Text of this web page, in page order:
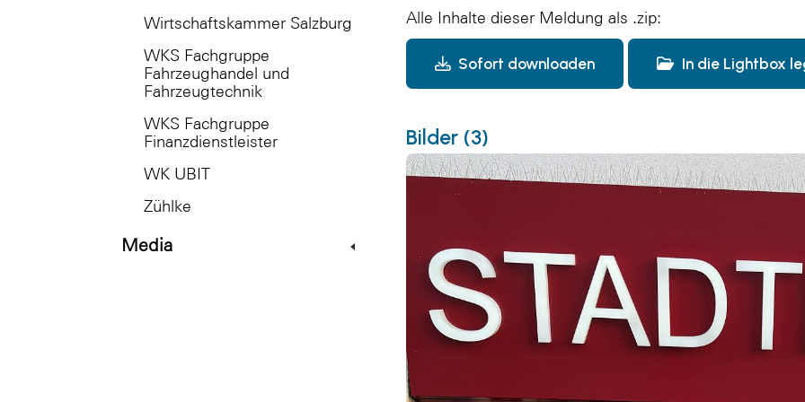
Wirtschaftskammer Salzburg
WKS Fachgruppe
Fahrzeughandel und
Fahrzeugtechnik
WKS Fachgruppe
Finanzdienstleister
WK UBIT
Zühlke
Media
Alle Inhalte dieser Meldung als .zip:
Sofort downloaden In die Lightbox
Bilder (3)